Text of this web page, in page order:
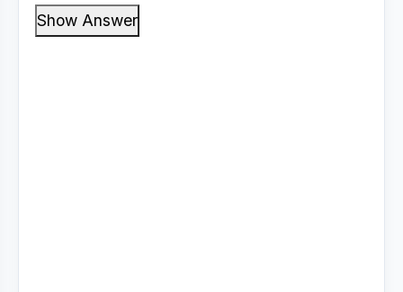
Show Answer